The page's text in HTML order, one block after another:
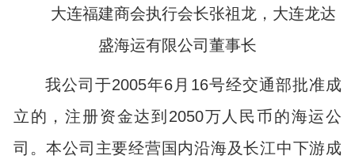
大连福建商会执行会长张祖龙，大连龙达
盛海运有限公司董事长
我公司于2005年6 月 16号经交通部批准成
立的，注册资金达到 2050万人民币的海运公
司。本公司主要经营国内沿海及长江中下游成